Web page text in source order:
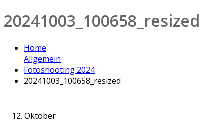
20241003_100658_resized
Home
Allgemein
Fotoshooting 2024
20241003_100658_resized
12. Oktober